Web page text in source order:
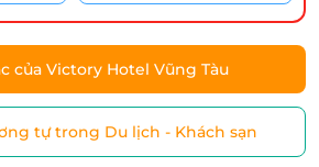
của Victory Hotel Vũng Tàu
tự trong Du lịch - Khách sạn